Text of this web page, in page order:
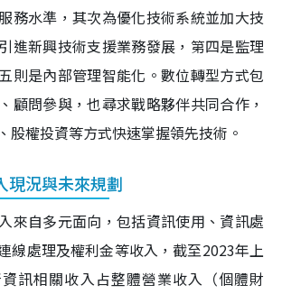
務水準，其次為優化技術系統並加大技
進新興技術支援業務發展，第四是監理
則是內部管理智能化。數位轉型方式包
顧問參與，也尋求戰略夥伴共同合作，
股權投資等方式快速掌握領先技術。
現況與未來規劃
來自多元面向，包括資訊使用、資訊處
線處理及權利金等收入，截至2023年上
訊相關收入占整體營業收入（個體財